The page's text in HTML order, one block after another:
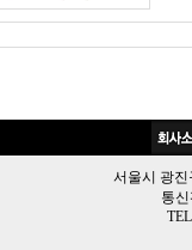
서울시 광진
통